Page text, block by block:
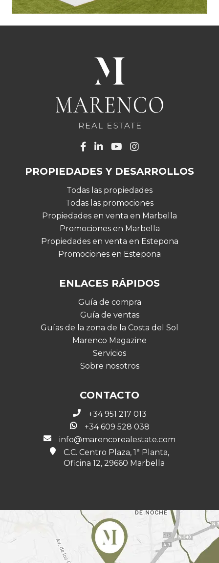
PROPIEDADES Y DESARROLLOS
Todas las propiedades
Todas las promociones
Propiedades en venta en Marbella
Promociones en Marbella
Propiedades en venta en Estepona
Promociones en Estepona
ENLACES RÁPIDOS
Guía de compra
Guía de ventas
Guías de la zona de la Costa del Sol
Marenco Magazine
Servicios
Sobre nosotros
CONTACTO
+34 951 217 013
+34 609 528 038
info@marencorealestate.com
C.C. Centro Plaza, 1ª Planta,
Oficina 12, 29660 Marbella